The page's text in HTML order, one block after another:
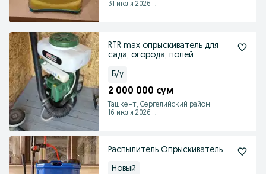
31 июля 2026 г.
RTR max опрыскиватель для
сада, огорода, полей
Б/у
2 000 000 сум
Ташкент, Сергелийский район
16 июля 2026 г.
Распылитель Опрыскиватель
Новый